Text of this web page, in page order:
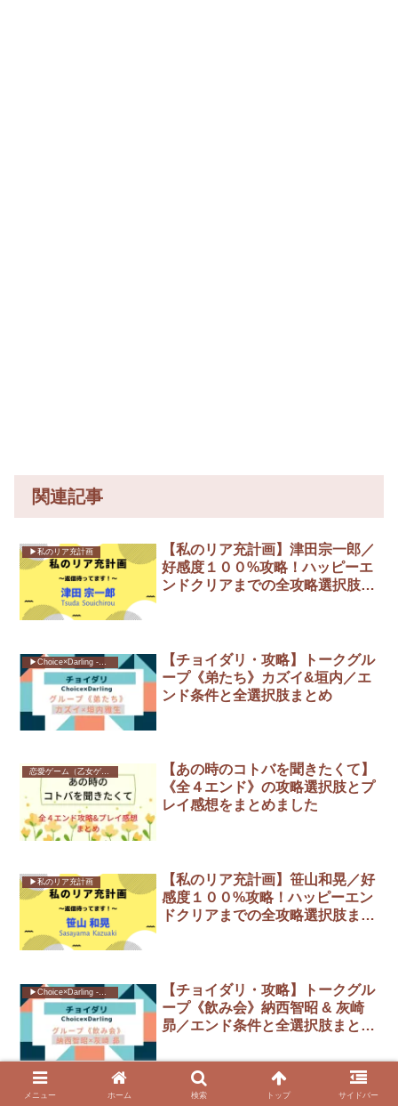
関連記事
▶︎私のリア充計画
【私のリア充計画】津田宗一郎／
好感度１００%攻略！ハッピーエ
ンドクリアまでの全攻略選択肢ま
【チョイダリ・攻略】トークグル
ープ《弟たち》カズイ&垣内／エ
ンド条件と全選択肢まとめ
恋愛ゲーム（乙女ゲーム）プレイ感想
【あの時のコトバを聞きたくて】
《全４エンド》の攻略選択肢とプ
レイ感想をまとめました
▶︎私のリア充計画
【私のリア充計画】笹山和晃／好
感度１００%攻略！ハッピーエン
ドクリアまでの全攻略選択肢まと
【チョイダリ・攻略】トークグル
ープ《飲み会》納西智昭 & 灰崎
昴／エンド条件と全選択肢まとめ
▶︎私のリア充計画 《私のリア充計画・プレイ感想》
メニュー ホーム 検索 トップ サイドバー